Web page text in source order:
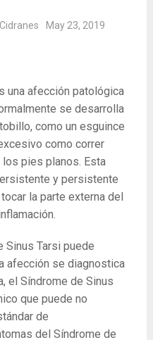
May 23, 2019
una afección patológica
se desarrolla
como un esguince
como correr
pies planos. Esta
y persistente
la parte externa del
Sinus Tarsi puede
afección se diagnostica
el Síndrome de Sinus
que puede no
de
del Síndrome de